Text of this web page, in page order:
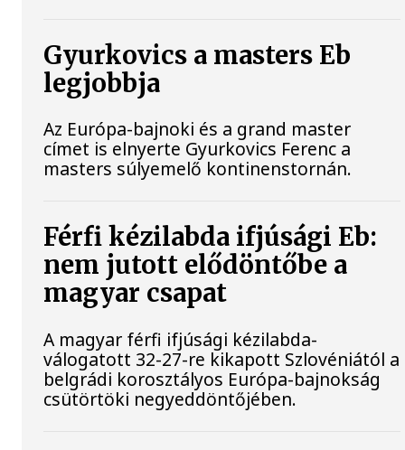
Gyurkovics a masters Eb
legjobbja
Az Európa-bajnoki és a grand master
címet is elnyerte Gyurkovics Ferenc a
masters súlyemelő kontinenstornán.
Férfi kézilabda ifjúsági Eb:
nem jutott elődöntőbe a
magyar csapat
A magyar férfi ifjúsági kézilabda-
válogatott 32-27-re kikapott Szlovéniától a
belgrádi korosztályos Európa-bajnokság
csütörtöki negyeddöntőjében.